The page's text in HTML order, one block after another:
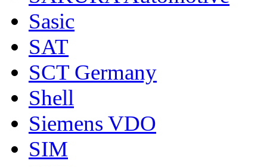
Sasic
SAT
SCT Germany
Shell
Siemens VDO
SIM